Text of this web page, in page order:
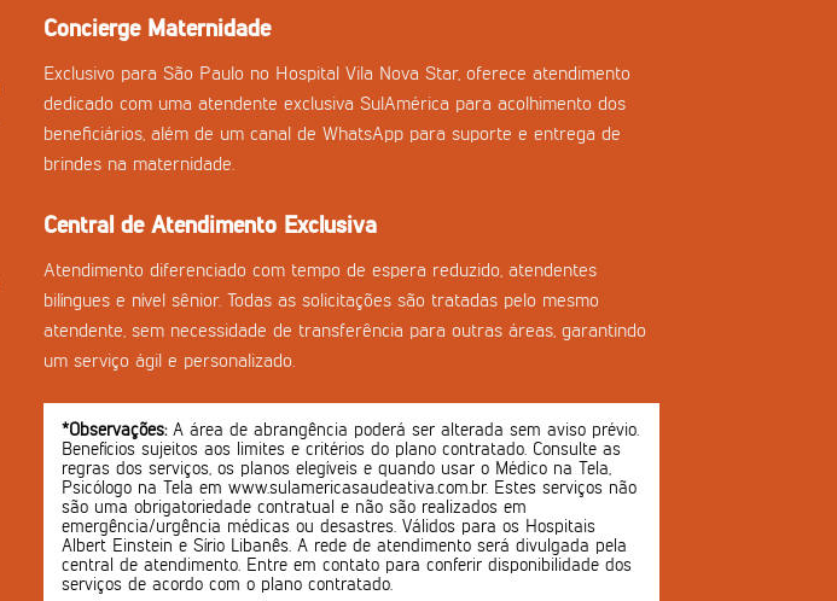
Concierge Maternidade
Exclusivo para São Paulo no Hospital Vila Nova Star, oferece atendimento
dedicado com uma atendente exclusiva SulAmérica para acolhimento dos
beneficiários, além de um canal de WhatsApp para suporte e entrega de
brindes na maternidade.
Central de Atendimento Exclusiva
Atendimento diferenciado com tempo de espera reduzido, atendentes
bilíngues e nível sênior. Todas as solicitações são tratadas pelo mesmo
atendente, sem necessidade de transferência para outras áreas, garantindo
um serviço ágil e personalizado.
*Observações:A área de abrangência poderá ser alterada sem aviso prévio.
Benefícios sujeitos aos limites e critérios do plano contratado. Consulte as
regras dos serviços, os planos elegíveis e quando usar o Médico na Tela,
Psicólogo na Tela em www.sulamericasaudeativa.com.br. Estes serviços não
são uma obrigatoriedade contratual e não são realizados em
emergência/urgência médicas ou desastres. Válidos para os Hospitais
Albert Einstein e Sírio Libanês. A rede de atendimento será divulgada pela
central de atendimento. Entre em contato para conferir disponibilidade dos
serviços de acordo com o plano contratado.